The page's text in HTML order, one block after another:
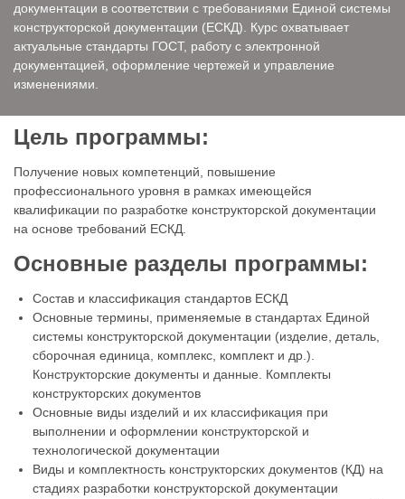
документации в соответствии с требованиями Единой системы
конструкторской документации (ЕСКД). Курс охватывает
актуальные стандарты ГОСТ, работу с электронной
документацией, оформление чертежей и управление
изменениями.
Цель программы:
Получение новых компетенций, повышение
профессионального уровня в рамках имеющейся
квалификации по разработке конструкторской документации
на основе требований ЕСКД.
Основные разделы программы:
Состав и классификация стандартов ЕСКД
Основные термины, применяемые в стандартах Единой
системы конструкторской документации (изделие, деталь,
сборочная единица, комплекс, комплект и др.).
Конструкторские документы и данные. Комплекты
конструкторских документов
Основные виды изделий и их классификация при
выполнении и оформлении конструкторской и
технологической документации
Виды и комплектность конструкторских документов (КД) на
стадиях разработки конструкторской документации